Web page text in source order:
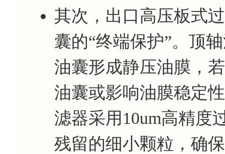
其次，出口高压板式
囊的“终端保护”。顶
油囊形成静压油膜，
油囊或影响油膜稳定
滤器采用10um高精度
残留的细小颗粒，确